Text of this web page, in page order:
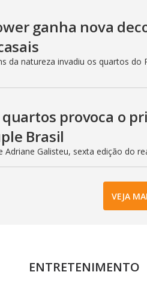
ganha nova
da natureza invadiu os quartos
quartos provoca o
Brasil
Adriane Galisteu, sexta edição do
VEJA
ENTRETENIMENTO